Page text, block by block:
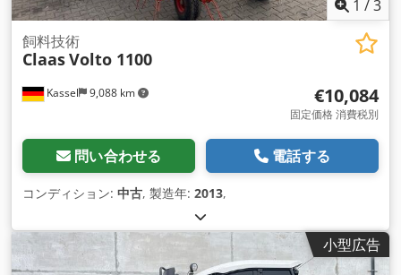
1 /3
Kassel 9,088 km
飼料技術
ClaasVolto 1100
€10,084
固定価格 消費税別
問い合わせる 電話する
コンディション: 中古, 製造年: 2013,
小型広告